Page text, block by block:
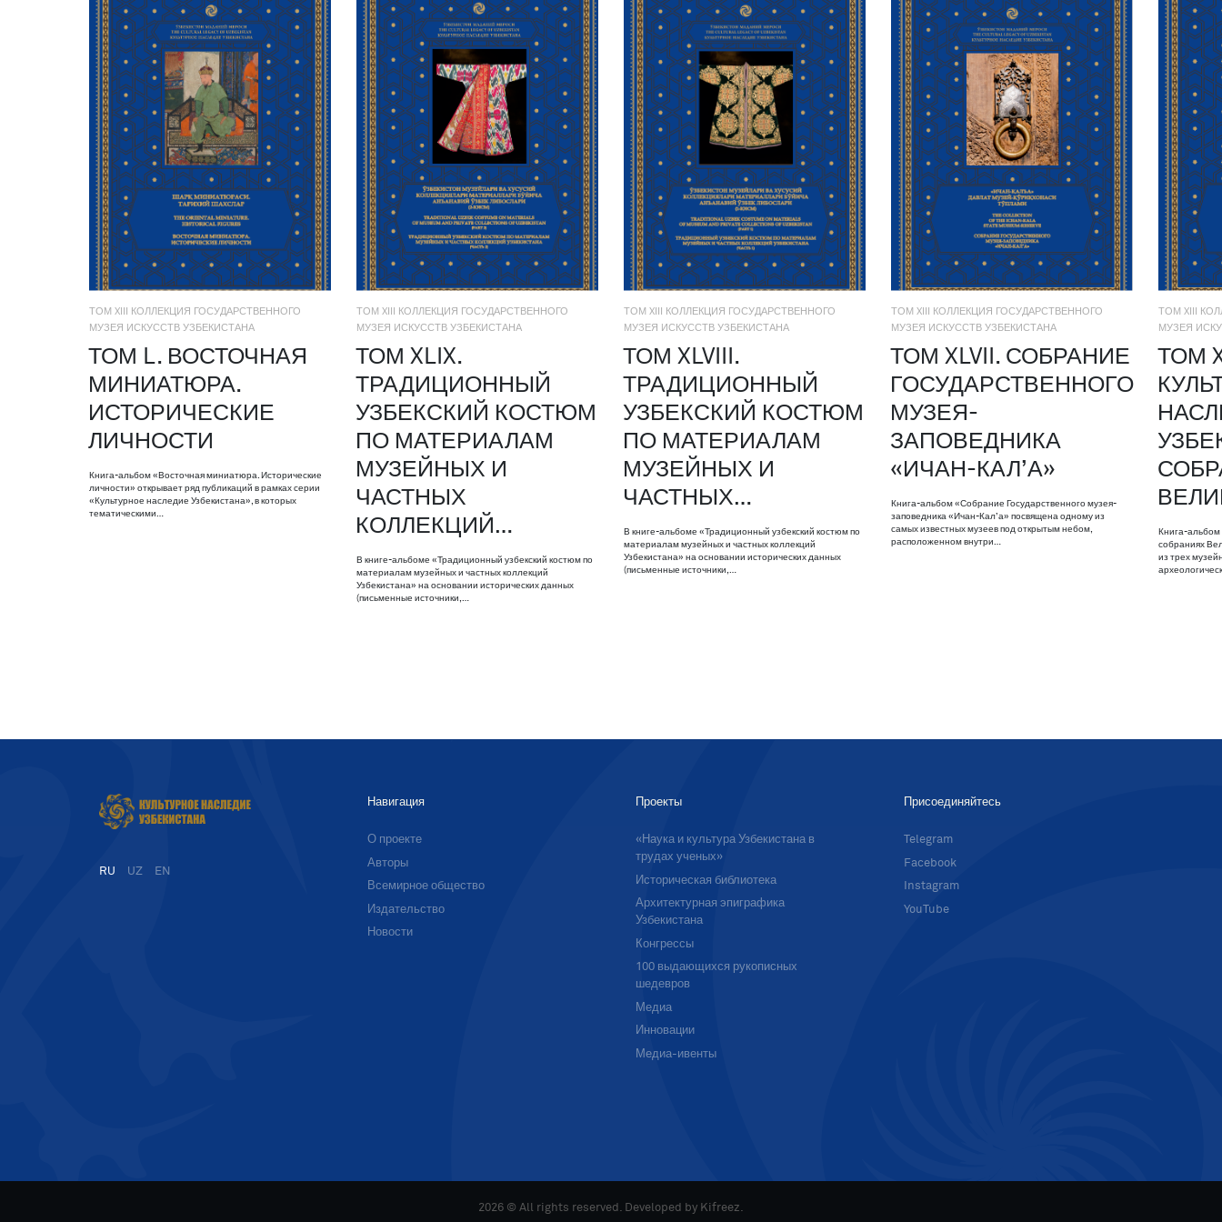
ТОМ XIII КОЛЛЕКЦИЯ ГОСУДАРСТВЕННОГО
МУЗЕЯ ИСКУССТВ УЗБЕКИСТАНА
ТОМ L. ВОСТОЧНАЯ
МИНИАТЮРА.
ИСТОРИЧЕСКИЕ
ЛИЧНОСТИ
Книга-альбом «Восточная миниатюра. Исторические
личности» открывает ряд публикаций в рамках серии
«Культурное наследие Узбекистана», в которых
тематическими…
ТОМ XIII КОЛЛЕКЦИЯ ГОСУДАРСТВЕННОГО
МУЗЕЯ ИСКУССТВ УЗБЕКИСТАНА
ТОМ XLIX.
ТРАДИЦИОННЫЙ
УЗБЕКСКИЙ КОСТЮМ
ПО МАТЕРИАЛАМ
МУЗЕЙНЫХ И
ЧАСТНЫХ
КОЛЛЕКЦИЙ…
В книге-альбоме «Традиционный узбекский костюм по
материалам музейных и частных коллекций
Узбекистана» на основании исторических данных
(письменные источники,…
ТОМ XIII КОЛЛЕКЦИЯ ГОСУДАРСТВЕННОГО
МУЗЕЯ ИСКУССТВ УЗБЕКИСТАНА
ТОМ XLVIII.
ТРАДИЦИОННЫЙ
УЗБЕКСКИЙ КОСТЮМ
ПО МАТЕРИАЛАМ
МУЗЕЙНЫХ И
ЧАСТНЫХ…
В книге-альбоме «Традиционный узбекский костюм по
материалам музейных и частных коллекций
Узбекистана» на основании исторических данных
(письменные источники,…
ТОМ XIII КОЛЛЕКЦИЯ ГОСУДАРСТВЕННОГО
МУЗЕЯ ИСКУССТВ УЗБЕКИСТАНА
ТОМ XLVII. СОБРАНИЕ
ГОСУДАРСТВЕННОГО
МУЗЕЯ-
ЗАПОВЕДНИКА
«ИЧАН-КАЛ’А»
Книга-альбом «Собрание Государственного музея-
заповедника «Ичан-Кал’а» посвящена одному из
самых известных музеев под открытым небом,
расположенном внутри…
ТОМ XIII
МУЗЕЯ
ТОМ
Книга-альбом
собраниях
из трех
RU UZ EN
Навигация
О проекте
Авторы
Всемирное общество
Издательство
Новости
Проекты
«Наука и культура Узбекистана в
трудах ученых»
Историческая библиотека
Архитектурная эпиграфика
Узбекистана
Конгрессы
100 выдающихся рукописных
шедевров
Медиа
Инновации
Медиа-ивенты
Присоединяйтесь
Telegram
Facebook
Instagram
YouTube
2026 © All rights reserved. Developed by Kifreez.